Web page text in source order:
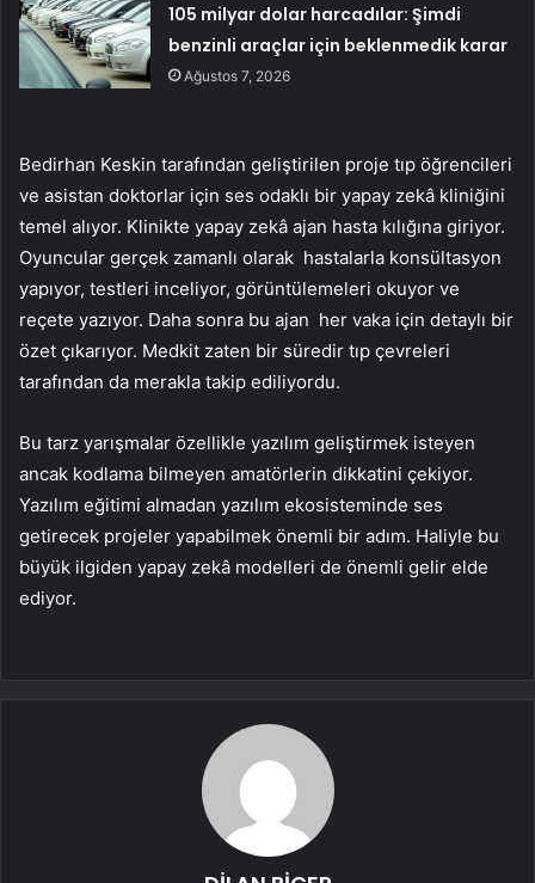
105 milyar dolar harcadılar: Şimdi
benzinli araçlar için beklenmedik karar
Ağustos 7, 2026
Bedirhan Keskin tarafından geliştirilen proje tıp öğrencileri
ve asistan doktorlar için ses odaklı bir yapay zekâ kliniğini
temel alıyor. Klinikte yapay zekâ ajan hasta kılığına giriyor.
Oyuncular gerçek zamanlı olarak hastalarla konsültasyon
yapıyor, testleri inceliyor, görüntülemeleri okuyor ve
reçete yazıyor. Daha sonra bu ajan her vaka için detaylı bir
özet çıkarıyor. Medkit zaten bir süredir tıp çevreleri
tarafından da merakla takip ediliyordu.
Bu tarz yarışmalar özellikle yazılım geliştirmek isteyen
ancak kodlama bilmeyen amatörlerin dikkatini çekiyor.
Yazılım eğitimi almadan yazılım ekosisteminde ses
getirecek projeler yapabilmek önemli bir adım. Haliyle bu
büyük ilgiden yapay zekâ modelleri de önemli gelir elde
ediyor.